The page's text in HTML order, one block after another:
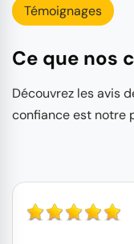
Témoignages
Ce que nos
Découvrez les avis
confiance est notre